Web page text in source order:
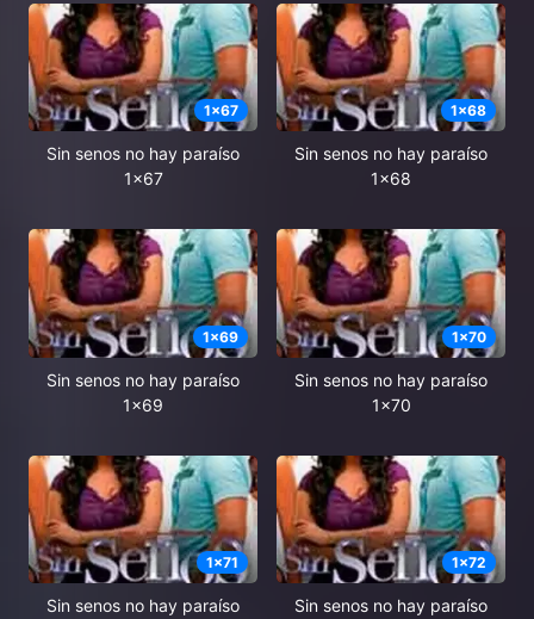
1x67
Sin senos no hay paraíso
1x67
1x68
Sin senos no hay paraíso
1x68
1x69
Sin senos no hay paraíso
1x69
1x70
Sin senos no hay paraíso
1x70
1x71
Sin senos no hay paraíso
1x72
Sin senos no hay paraíso